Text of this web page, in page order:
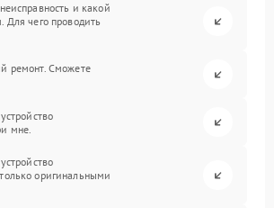
и какой
Для чего проводить
ремонт. Сможете
мне.
оригинальными